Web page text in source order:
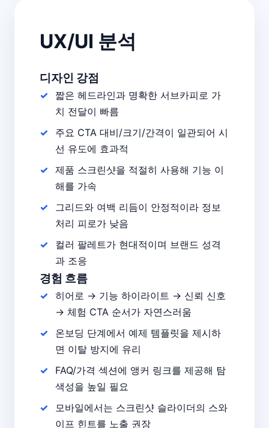
UX/UI 분석
디자인 강점
짧은 헤드라인과 명확한 서브카피로 가
치 전달이 빠름
주요 CTA 대비/크기/간격이 일관되어 시
선 유도에 효과적
제품 스크린샷을 적절히 사용해 기능 이
해를 가속
그리드와 여백 리듬이 안정적이라 정보
처리 피로가 낮음
컬러 팔레트가 현대적이며 브랜드 성격
과 조응
경험 흐름
히어로 → 기능 하이라이트 → 신뢰 신호
→ 체험 CTA 순서가 자연스러움
온보딩 단계에서 예제 템플릿을 제시하
면 이탈 방지에 유리
FAQ/가격 섹션에 앵커 링크를 제공해 탐
색성을 높일 필요
모바일에서는 스크린샷 슬라이더의 스와
이프 힌트를 노출 권장